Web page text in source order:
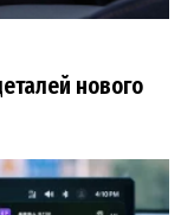
нового